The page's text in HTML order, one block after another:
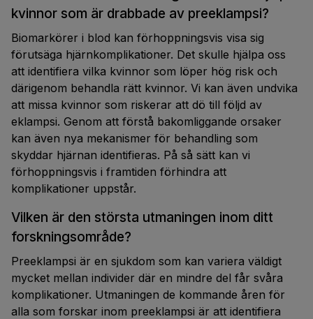
kvinnor som är drabbade av preeklampsi?
Biomarkörer i blod kan förhoppningsvis visa sig
förutsäga hjärnkomplikationer. Det skulle hjälpa oss
att identifiera vilka kvinnor som löper hög risk och
därigenom behandla rätt kvinnor. Vi kan även undvika
att missa kvinnor som riskerar att dö till följd av
eklampsi. Genom att förstå bakomliggande orsaker
kan även nya mekanismer för behandling som
skyddar hjärnan identifieras. På så sätt kan vi
förhoppningsvis i framtiden förhindra att
komplikationer uppstår.
Vilken är den största utmaningen inom ditt
forskningsområde?
Preeklampsi är en sjukdom som kan variera väldigt
mycket mellan individer där en mindre del får svåra
komplikationer. Utmaningen de kommande åren för
alla som forskar inom preeklampsi är att identifiera